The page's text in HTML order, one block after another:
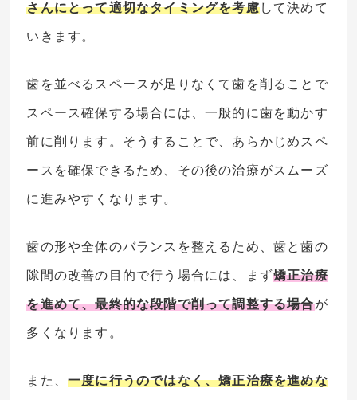
さんにとって適切なタイミングを考慮して決めて
いきます。
歯を並べるスペースが足りなくて歯を削ることで
スペース確保する場合には、一般的に歯を動かす
前に削ります。そうすることで、あらかじめスペ
ースを確保できるため、その後の治療がスムーズ
に進みやすくなります。
歯の形や全体のバランスを整えるため、歯と歯の
隙間の改善の目的で行う場合には、まず矯正治療
を進めて、最終的な段階で削って調整する場合が
多くなります。
また、一度に行うのではなく、矯正治療を進めな